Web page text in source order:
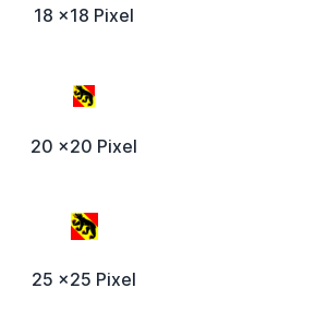
18 x18 Pixel
20 x20 Pixel
25 x25 Pixel